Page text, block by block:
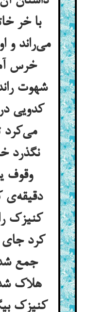
با خر
می‌راند و
خرس
شهوت
کدویی
می‌کرد
نگذرد
وقوف
دقیقه‌ی
کنیزک را
کرد جای
جمع
هلاک
کنیزک